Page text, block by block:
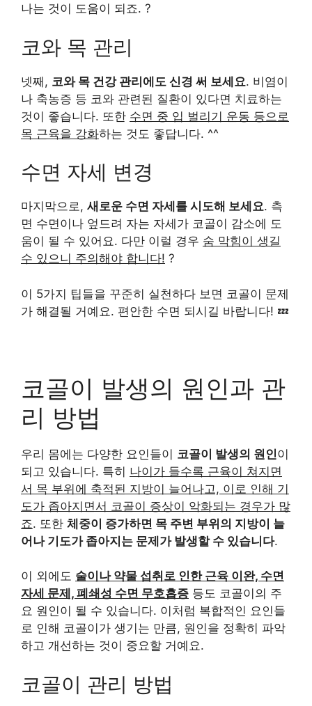
나는 것이 도움이 되죠. ?
코와 목 관리
넷째, 코와 목 건강 관리에도 신경 써 보세요. 비염이
나 축농증 등 코와 관련된 질환이 있다면 치료하는
것이 좋습니다. 또한 수면 중 입 벌리기 운동 등으로
목 근육을 강화하는 것도 좋답니다. ^^
수면 자세 변경
마지막으로, 새로운 수면 자세를 시도해 보세요. 측
면 수면이나 엎드려 자는 자세가 코골이 감소에 도
움이 될 수 있어요. 다만 이럴 경우 숨 막힘이 생길
수 있으니 주의해야 합니다! ?
이 5가지 팁들을 꾸준히 실천하다 보면 코골이 문제
가 해결될 거예요. 편안한 수면 되시길 바랍니다! 💤
코골이 발생의 원인과 관
리 방법
우리 몸에는 다양한 요인들이 코골이 발생의 원인이
되고 있습니다. 특히 나이가 들수록 근육이 쳐지면
서 목 부위에 축적된 지방이 늘어나고, 이로 인해 기
도가 좁아지면서 코골이 증상이 악화되는 경우가 많
죠. 또한 체중이 증가하면 목 주변 부위의 지방이 늘
어나 기도가 좁아지는 문제가 발생할 수 있습니다.
이 외에도 술이나 약물 섭취로 인한 근육 이완, 수면
자세 문제, 폐쇄성 수면 무호흡증 등도 코골이의 주
요 원인이 될 수 있습니다. 이처럼 복합적인 요인들
로 인해 코골이가 생기는 만큼, 원인을 정확히 파악
하고 개선하는 것이 중요할 거예요.
코골이 관리 방법